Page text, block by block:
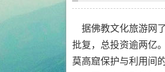
据佛教文化旅游网
批复，总投资逾两亿
莫高窟保护与利用间